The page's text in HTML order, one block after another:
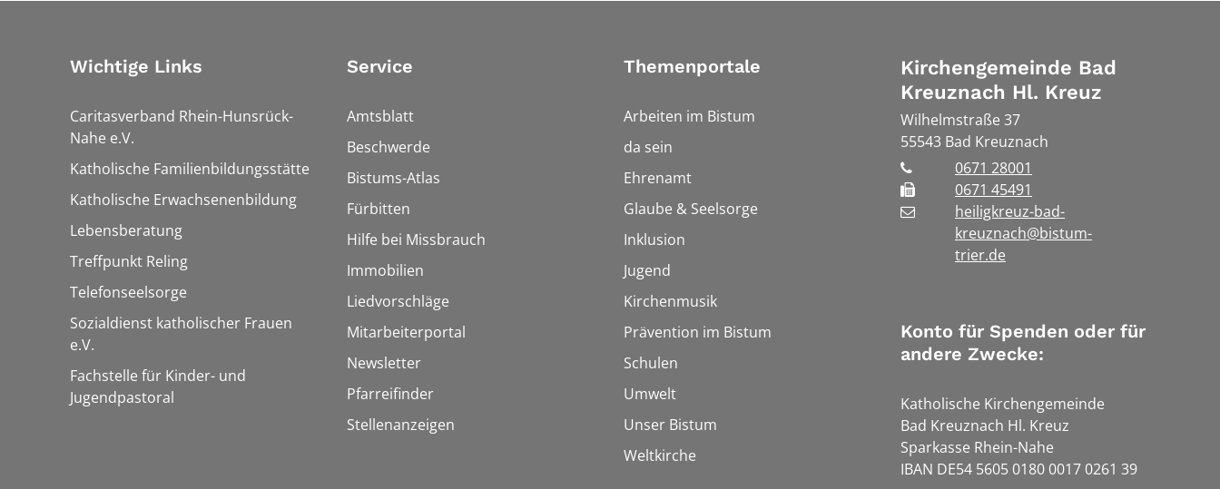
Wichtige Links
Caritasverband Rhein-Hunsrück-
Nahe e.V.
Katholische Familienbildungsstätte
Katholische Erwachsenenbildung
Lebensberatung
Treffpunkt Reling
Telefonseelsorge
Sozialdienst katholischer Frauen
e.V.
Fachstelle für Kinder- und
Jugendpastoral
Service
Amtsblatt
Beschwerde
Bistums-Atlas
Fürbitten
Hilfe bei Missbrauch
Immobilien
Liedvorschläge
Mitarbeiterportal
Newsletter
Pfarreifinder
Stellenanzeigen
Themenportale
Arbeiten im Bistum
da sein
Ehrenamt
Glaube & Seelsorge
Inklusion
Jugend
Kirchenmusik
Prävention im Bistum
Schulen
Umwelt
Unser Bistum
Weltkirche
Kirchengemeinde Bad
Kreuznach Hl. Kreuz
Wilhelmstraße 37
55543 Bad Kreuznach
0671 28001
0671 45491
heiligkreuz-bad-
kreuznach@bistum-
trier.de
Konto für Spenden oder für
andere Zwecke:
Katholische Kirchengemeinde
Bad Kreuznach Hl. Kreuz
Sparkasse Rhein-Nahe
IBAN DE54 5605 0180 0017 0261 39